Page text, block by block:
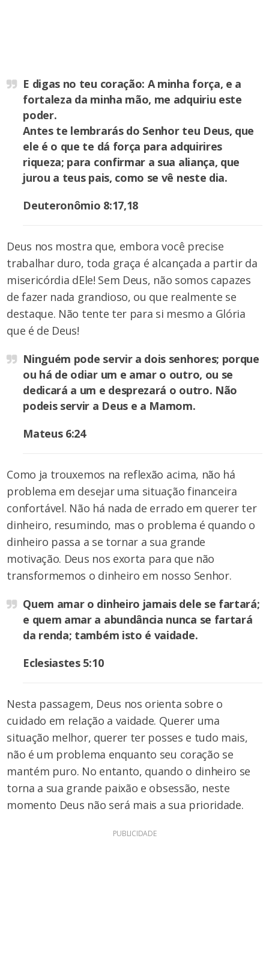
E digas no teu coração: A minha força, e a
fortaleza da minha mão, me adquiriu este
poder.
Antes te lembrarás do Senhor teu Deus, que
ele é o que te dá força para adquirires
riqueza; para confirmar a sua aliança, que
jurou a teus pais, como se vê neste dia.
Deuteronômio 8:17,18
Deus nos mostra que, embora você precise
trabalhar duro, toda graça é alcançada a partir da
misericórdia dEle! Sem Deus, não somos capazes
de fazer nada grandioso, ou que realmente se
destaque. Não tente ter para si mesmo a Glória
que é de Deus!
Ninguém pode servir a dois senhores; porque
ou há de odiar um e amar o outro, ou se
dedicará a um e desprezará o outro. Não
podeis servir a Deus e a Mamom.
Mateus 6:24
Como ja trouxemos na reflexão acima, não há
problema em desejar uma situação financeira
confortável. Não há nada de errado em querer ter
dinheiro, resumindo, mas o problema é quando o
dinheiro passa a se tornar a sua grande
motivação. Deus nos exorta para que não
transformemos o dinheiro em nosso Senhor.
Quem amar o dinheiro jamais dele se fartará;
e quem amar a abundância nunca se fartará
da renda; também isto é vaidade.
Eclesiastes 5:10
Nesta passagem, Deus nos orienta sobre o
cuidado em relação a vaidade. Querer uma
situação melhor, querer ter posses e tudo mais,
não é um problema enquanto seu coração se
mantém puro. No entanto, quando o dinheiro se
torna a sua grande paixão e obsessão, neste
momento Deus não será mais a sua prioridade.
PUBLICIDADE